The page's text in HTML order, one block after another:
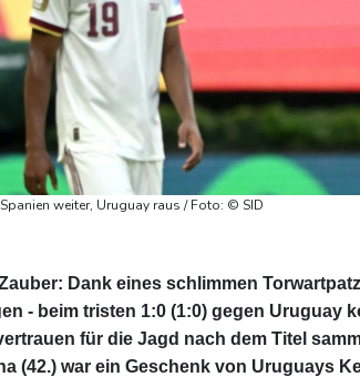
weiter, Uruguay raus / Foto: © SID
Dank eines schlimmen
- beim tristen 1:0 (1:0) gegen Uruguay
für die Jagd nach dem Titel
(42.) war ein Geschenk von Uruguays